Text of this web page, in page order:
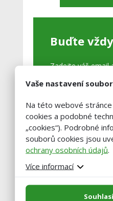
Buďte
Zadejte váš email
článků.
Vaše nastavení
Na této webové
cookies a podobné
„cookies“). Podrobné
souborů cookies jsou
ochrany osobních údajů.
Více informací